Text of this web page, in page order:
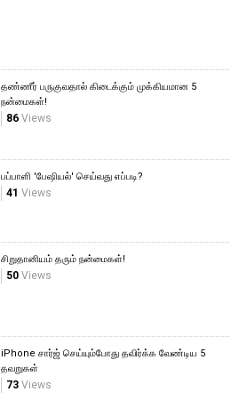
தண்ணீர் பருகுவதால் கிடைக்கும் முக்கியமான 5
நன்மைகள்!
86Views
பப்பாளி 'பேஷியல்' செய்வது எப்படி?
41 Views
சிறுதானியம் தரும் நன்மைகள்!
50Views
iPhone சார்ஜ் செய்யும்போது தவிர்க்க வேண்டிய 5
தவறுகள்
73Views